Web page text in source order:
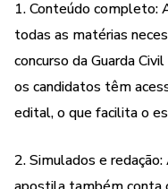
- Redação
1. Conteúdo completo:
todas as matérias
concurso da Guarda
os candidatos têm
edital, o que facilita o
2. Simulados e